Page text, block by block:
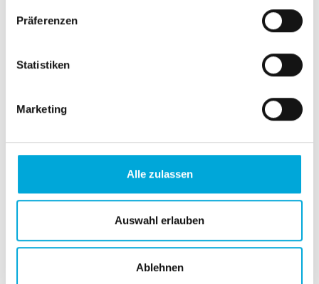
Präferenzen
Statistiken
Marketing
Alle zulassen
Auswahl erlauben
Ablehnen
Sommer-End-Party
Eine Party zum Ausklang des Sommers! Lasst uns alle